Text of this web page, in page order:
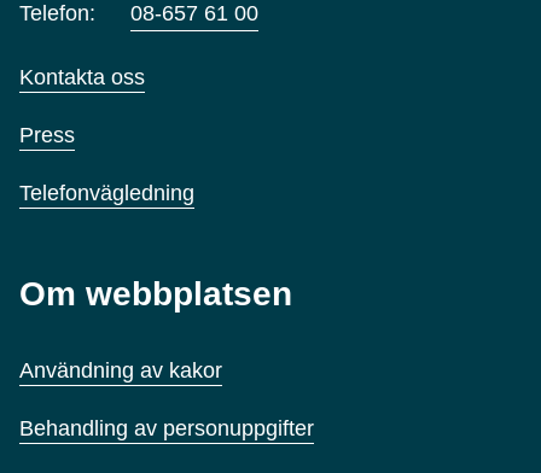
Telefon: 08-657 61 00
Kontakta oss
Press
Telefonvägledning
Om webbplatsen
Användning av kakor
Behandling av personuppgifter